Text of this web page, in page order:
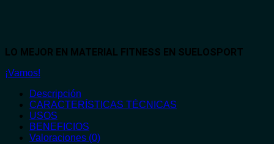
LO MEJOR EN MATERIAL FITNESS EN SUELOSPORT
¡Vamos!
Descripción
CARACTERÍSTICAS TÉCNICAS
USOS
BENEFICIOS
Valoraciones (0)